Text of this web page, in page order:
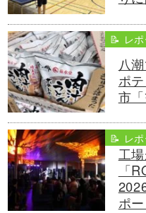
📝 レポ
八
ポ
市
📝 レポ
工
「
ポー